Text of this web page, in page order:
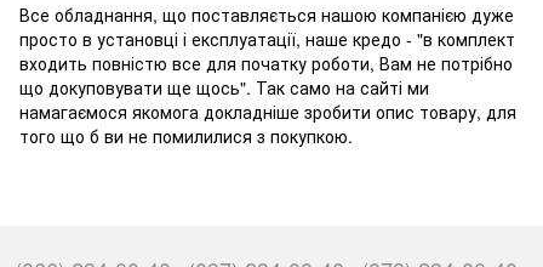
Все обладнання, що поставляється нашою компанією дуже
просто в установці і експлуатації, наше кредо - "в комплект
входить повністю все для початку роботи, Вам не потрібно
що докуповувати ще щось". Так само на сайті ми
намагаємося якомога докладніше зробити опис товару, для
того що б ви не помилилися з покупкою.